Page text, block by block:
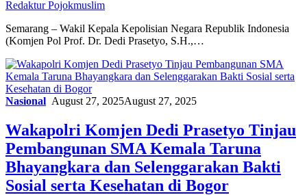
Redaktur Pojokmuslim
Semarang – Wakil Kepala Kepolisian Negara Republik Indonesia
(Komjen Pol Prof. Dr. Dedi Prasetyo, S.H.,…
Nasional August 27, 2025August 27, 2025
Wakapolri Komjen Dedi Prasetyo Tinjau
Pembangunan SMA Kemala Taruna
Bhayangkara dan Selenggarakan Bakti
Sosial serta Kesehatan di Bogor